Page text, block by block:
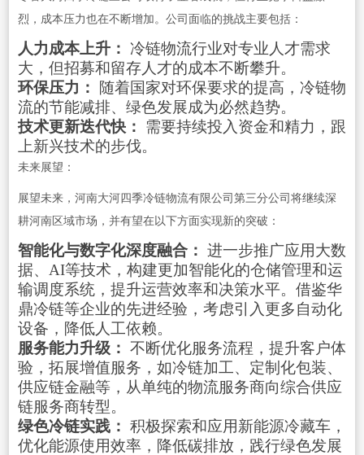
烈，成本压力也在不断增加。公司面临的挑战主要包括：
人力成本上升：
冷链物流行业对专业人才需求
大，但招募和留存人才的成本不断攀升。
环保压力：
随着国家对环保要求的提高，冷链物
流的节能减排、绿色发展成为必然趋势。
技术更新迭代快：
需要持续投入资金和精力，跟
上新兴技术的步伐。
未来展望：
展望未来，河南大河四季冷链物流有限公司第三分公司将继续深
耕河南区域市场，并有望在以下方面实现新的突破：
智能化与数字化深度融合： 进一步推广应用大数
据、AI等技术，构建更加智能化的仓储管理和运
输调度系统，提升运营效率和决策水平。借鉴华
鼎冷链等企业的先进经验，考虑引入更多自动化
设备，降低人工依赖。
服务能力升级： 不断优化服务流程，提升客户体
验，拓展增值服务，如冷链加工、定制化包装、
供应链金融等，从单纯的物流服务商向综合供应
链服务商转型。
绿色冷链实践： 积极探索和应用新能源冷藏车，
优化能源使用效率，降低碳排放，践行绿色发展